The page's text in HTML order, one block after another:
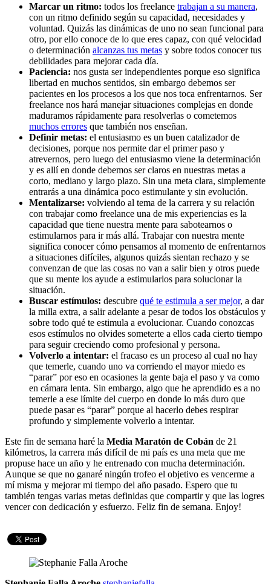
Marcar un ritmo: todos los freelance trabajan a su manera,
con un ritmo definido según su capacidad, necesidades y
voluntad. Quizás las dinámicas de uno no sean funcional para
otro, por ello conoce de lo que eres capaz, con qué velocidad
o determinación alcanzas tus metas y sobre todos conocer tus
debilidades para mejorar cada día.
Paciencia: nos gusta ser independientes porque eso significa
libertad en muchos sentidos, sin embargo debemos ser
pacientes en los procesos a los que nos toca enfrentarnos. Ser
freelance nos hará manejar situaciones complejas en donde
maduramos rápidamente para resolverlas o cometemos
muchos errores que también nos enseñan.
Definir metas: el entusiasmo es un buen catalizador de
decisiones, porque nos permite dar el primer paso y
atrevernos, pero luego del entusiasmo viene la determinación
y es allí en donde debemos ser claros en nuestras metas a
corto, mediano y largo plazo. Sin una meta clara, simplemente
entrarás a una dinámica poco estimulante y sin evolución.
Mentalizarse: volviendo al tema de la carrera y su relación
con trabajar como freelance una de mis experiencias es la
capacidad que tiene nuestra mente para sabotearnos o
estimularnos para ir más allá. Trabajar con nuestra mente
significa conocer cómo pensamos al momento de enfrentarnos
a situaciones difíciles, algunos quizás sientan rechazo y se
convenzan de que las cosas no van a salir bien y otros puede
que su mente los ayude a estimularlos para solucionar la
situación.
Buscar estímulos: descubre qué te estimula a ser mejor, a dar
la milla extra, a salir adelante a pesar de todos los obstáculos y
sobre todo qué te estimula a evolucionar. Cuando conozcas
esos estímulos no olvides someterte a ellos cada cierto tiempo
para seguir creciendo como profesional y persona.
Volverlo a intentar: el fracaso es un proceso al cual no hay
que temerle, cuando uno va corriendo el mayor miedo es
“parar” por eso en ocasiones la gente baja el paso y va como
en cámara lenta. Sin embargo, algo que he aprendido es a no
temerle a ese límite del cuerpo en donde lo más duro que
puede pasar es “parar” porque al hacerlo debes respirar
profundo y simplemente volverlo a intentar.
Este fin de semana haré la Media Maratón de Cobán de 21
kilómetros, la carrera más difícil de mi país es una meta que me
propuse hace un año y he entrenado con mucha determinación.
Aunque se que no ganaré ningún trofeo el objetivo es vencerme a
mí misma y mejorar mi tiempo del año pasado. Espero que tu
también tengas varias metas definidas que compartir y que las logres
vencer con dedicación y esfuerzo. Feliz fin de semana. Enjoy!